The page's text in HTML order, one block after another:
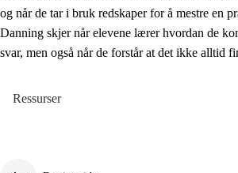
og når de tar i bruk redskaper for å mestre en
Danning skjer når elevene lærer hvordan de
svar, men også når de forstår at det ikke alltid
Ressurser